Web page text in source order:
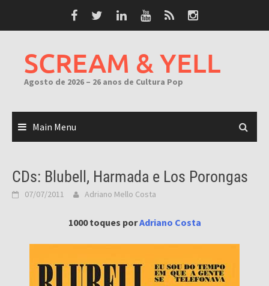
SCREAM & YELL
Agosto de 2026 – 26 anos de Cultura Pop
Main Menu
CDs: Blubell, Harmada e Los Porongas
07/07/2011 Adriano Mello Costa
1000 toques porAdriano Costa